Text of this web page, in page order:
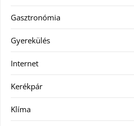
Gasztronómia
Gyerekülés
Internet
Kerékpár
Klíma